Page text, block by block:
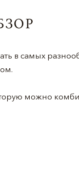
в самых
можно